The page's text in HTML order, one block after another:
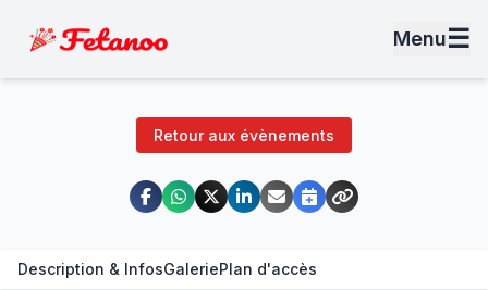
Menu☰
Retour aux évènements
Description & InfosGaleriePlan d'accès